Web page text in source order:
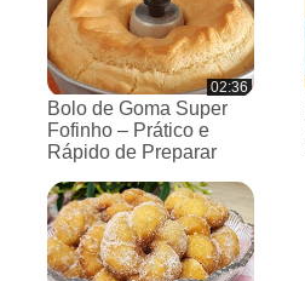
02:36
Bolo de Goma Super
Fofinho – Prático e
Rápido de Preparar